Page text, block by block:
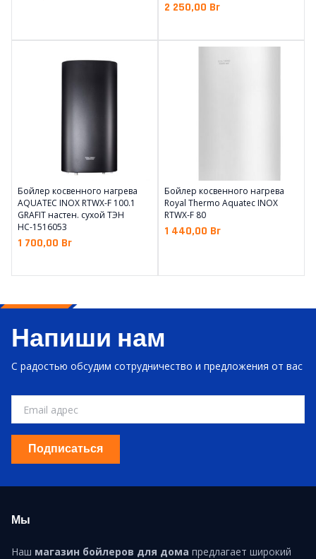
2 250,00 Br
Бойлер косвенного нагрева
AQUATEC INOX RTWX-F 100.1
GRAFIT настен. сухой ТЭН
НС-1516053
1 700,00 Br
Бойлер косвенного нагрева
Royal Thermo Aquatec INOX
RTWX-F 80
1 440,00 Br
Напиши нам
С радостью обсудим сотрудничество и предложения от вас
Подписаться
Мы
Наш магазин бойлеров для дома предлагает широкий